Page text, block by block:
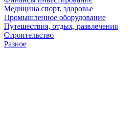
Медицина спорт, здоровье
Промышленное оборудование
Путешествия, отдых, развлечения
Строительство
Разное